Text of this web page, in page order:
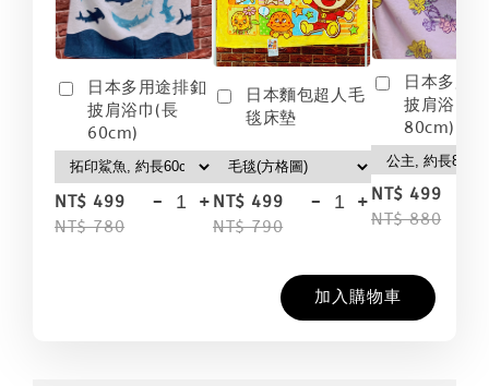
日本多用途排釦
披肩浴巾(長
60cm)
NT$ 499
NT$ 780
- +
日本麵包超人毛
毯床墊
NT$ 499
NT$ 790
- +
日本多用
披肩浴巾(
80cm)
NT$ 499
NT$ 880
加入購物車